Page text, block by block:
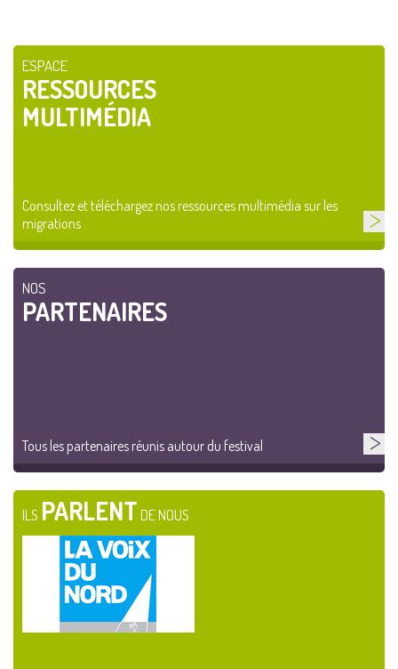
ESPACE
RESSOURCES
MULTIMÉDIA
Consultez et téléchargez nos ressources multimédia sur les
migrations
NOS
PARTENAIRES
Tous les partenaires réunis autour du festival
ILS PARLENT DE NOUS